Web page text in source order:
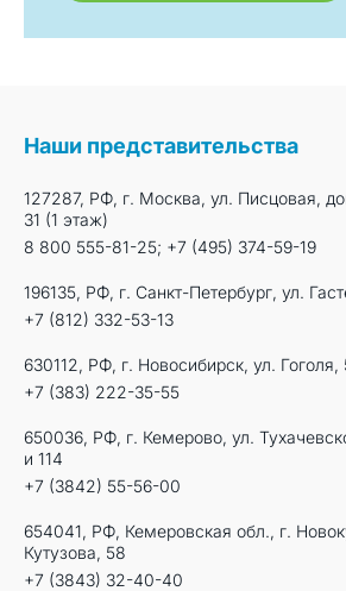
Наши представительства
127287, РФ, г. Москва, ул. Писцовая,
31 (1 этаж)
8 800 555-81-25; +7 (495) 374-59-19
196135, РФ, г. Санкт-Петербург, ул.
+7 (812) 332-53-13
630112, РФ, г. Новосибирск, ул.
+7 (383) 222-35-55
650036, РФ, г. Кемерово, ул.
и 114
+7 (3842) 55-56-00
654041, РФ, Кемеровская обл., г.
Кутузова, 58
+7 (3843) 32-40-40